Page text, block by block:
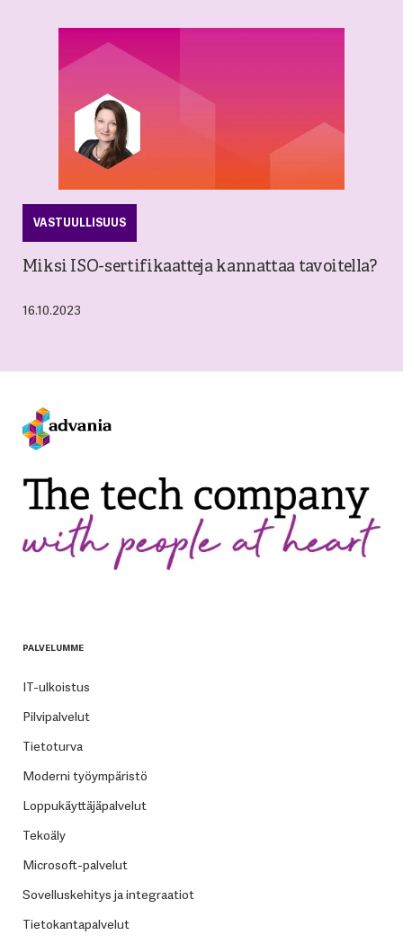
VASTUULLISUUS
Miksi ISO-sertifikaatteja kannattaa tavoitella?
16.10.2023
PALVELUMME
IT-ulkoistus
Pilvipalvelut
Tietoturva
Moderni työympäristö
Loppukäyttäjäpalvelut
Tekoäly
Microsoft-palvelut
Sovelluskehitys ja integraatiot
Tietokantapalvelut